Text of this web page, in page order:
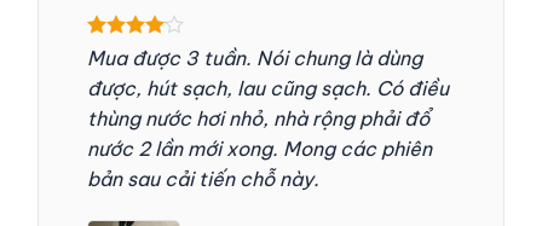
Được
xếp hạng
45 sao
Mua được 3 tuần. Nói chung là dùng
được, hút sạch, lau cũng sạch. Có điều
thùng nước hơi nhỏ, nhà rộng phải đổ
nước 2 lần mới xong. Mong các phiên
bản sau cải tiến chỗ này.